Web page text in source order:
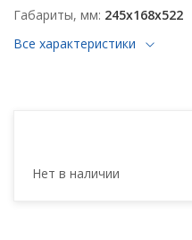
Габариты, мм 245x168x522
Все характеристики
Нет в наличии